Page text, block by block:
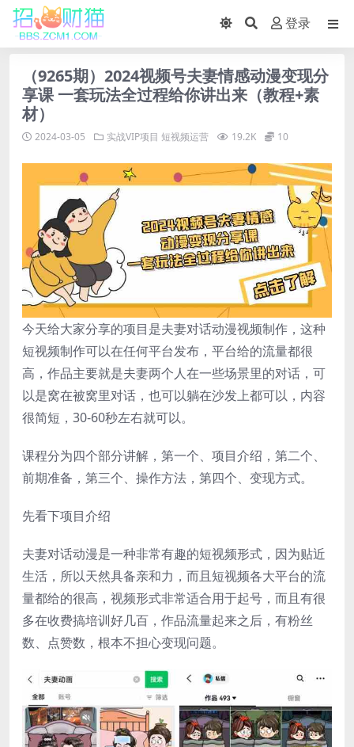
登录
（9265期）2024视频号夫妻情感动漫变现分
享课 一套玩法全过程给你讲出来（教程+素
材）
2024-03-05 实战VIP项目 短视频运营 19.2K 10
今天给大家分享的项目是夫妻对话动漫视频制作，这种
短视频制作可以在任何平台发布，平台给的流量都很
高，作品主要就是夫妻两个人在一些场景里的对话，可
以是窝在被窝里对话，也可以躺在沙发上都可以，内容
很简短，30-60秒左右就可以。
课程分为四个部分讲解，第一个、项目介绍，第二个、
前期准备，第三个、操作方法，第四个、变现方式。
先看下项目介绍
夫妻对话动漫是一种非常有趣的短视频形式，因为贴近
生活，所以天然具备亲和力，而且短视频各大平台的流
量都给的很高，视频形式非常适合用于起号，而且有很
多在收费搞培训好几百，作品流量起来之后，有粉丝
数、点赞数，根本不担心变现问题。